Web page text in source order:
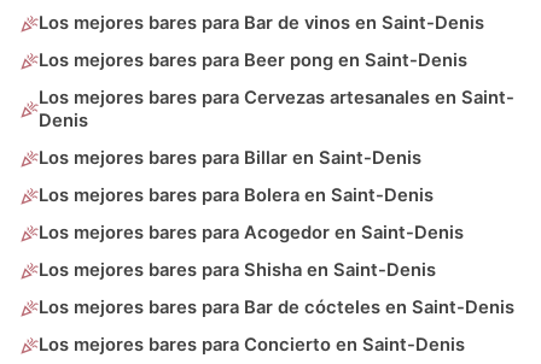
Los mejores bares para Bar de vinos en Saint-Denis
Los mejores bares para Beer pong en Saint-Denis
Los mejores bares para Cervezas artesanales en Saint-
Denis
Los mejores bares para Billar en Saint-Denis
Los mejores bares para Bolera en Saint-Denis
Los mejores bares para Acogedor en Saint-Denis
Los mejores bares para Shisha en Saint-Denis
Los mejores bares para Bar de cócteles en Saint-Denis
Los mejores bares para Concierto en Saint-Denis